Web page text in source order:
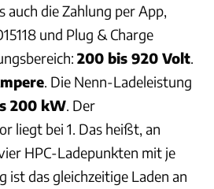
auch die Zahlung per App,
und Plug & Charge
200 bis 920 Volt.
. Die Nenn-Ladeleistung
200 kW. Der
liegt bei 1. Das heißt, an
HPC-Ladepunkten mit je
ist das gleichzeitige Laden an